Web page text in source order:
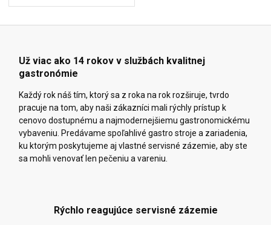
Už viac ako 14 rokov v službách kvalitnej
gastronómie
Každý rok náš tím, ktorý sa z roka na rok rozširuje, tvrdo
pracuje na tom, aby naši zákazníci mali rýchly prístup k
cenovo dostupnému a najmodernejšiemu gastronomickému
vybaveniu. Predávame spoľahlivé gastro stroje a zariadenia,
ku ktorým poskytujeme aj vlastné servisné zázemie, aby ste
sa mohli venovať len pečeniu a vareniu.
Rýchlo reagujúce servisné zázemie